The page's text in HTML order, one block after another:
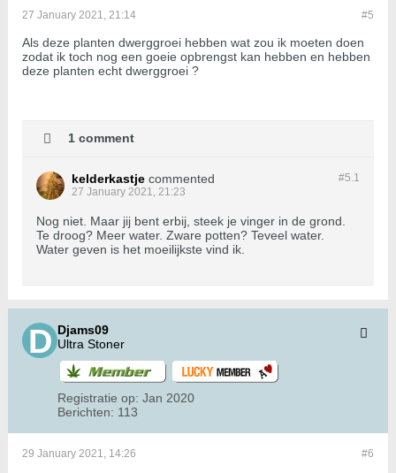
#5
27 January 2021, 21:14
Als deze planten dwerggroei hebben wat zou ik moeten doen
zodat ik toch nog een goeie opbrengst kan hebben en hebben
deze planten echt dwerggroei ?
1 comment
#5.1
kelderkastje commented
27 January 2021, 21:23
Nog niet. Maar jij bent erbij, steek je vinger in de grond.
Te droog? Meer water. Zware potten? Teveel water.
Water geven is het moeilijkste vind ik.
Djams09
Ultra Stoner
Registratie op: Jan 2020
Berichten: 113
#6
29 January 2021, 14:26